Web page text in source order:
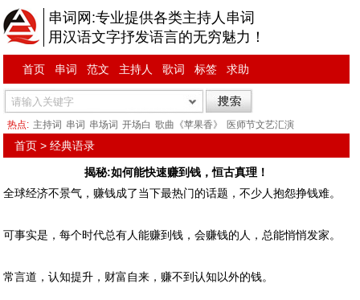
串词网:专业提供各类主持人串词
用汉语文字抒发语言的无穷魅力！
首页 串词 范文 主持人 歌词 标签 求助
热点: 主持词 串词 串场词 开场白 歌曲《苹果香》 医师节文艺汇演
首页 >经典语录
揭秘:如何能快速赚到钱，恒古真理！
全球经济不景气，赚钱成了当下最热门的话题，不少人抱怨挣钱难。
可事实是，每个时代总有人能赚到钱，会赚钱的人，总能悄悄发家。
常言道，认知提升，财富自来，赚不到认知以外的钱。